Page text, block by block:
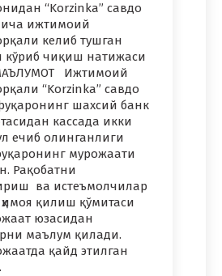
“Korzinka” савдо
ижтимоий
келиб тушган
кўриб чиқиш натижаси
Ижтимоий
“Korzinka” савдо
шахсий банк
кассада икки
ечиб олинганлиги
мурожаати
Рақобатни
ва истеъмолчилар
ҳимоя қилиш қўмитаси
юзасидан
маълум қилади.
қайд этилган